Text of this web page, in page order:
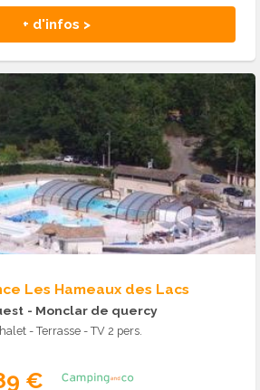
+ d'infos >
Les Hameaux des Lacs
- Monclar de quercy
- Terrasse - TV 2 pers.
€